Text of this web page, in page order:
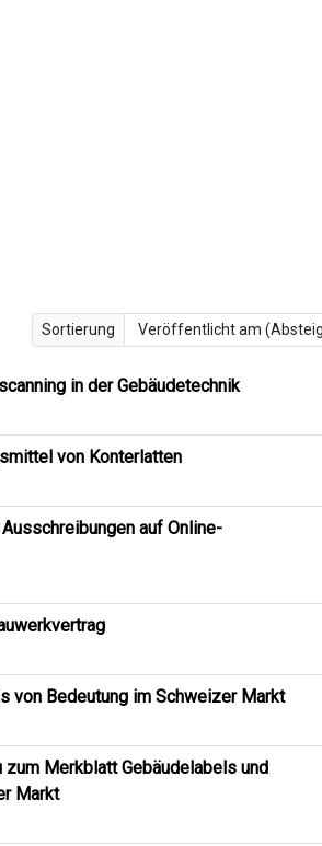
Sortierung
in der Gebäudetechnik
von Konterlatten
auf Online-
von Bedeutung im Schweizer Markt
Merkblatt Gebäudelabels und
Markt